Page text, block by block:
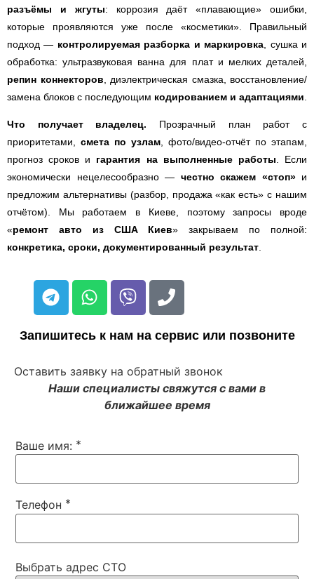
разъёмы и жгуты: коррозия даёт «плавающие» ошибки,
которые проявляются уже после «косметики». Правильный
подход — контролируемая разборка и маркировка , сушка и
обработка: ультразвуковая ванна для плат и мелких деталей,
репин коннекторов , диэлектрическая смазка, восстановление/
замена блоков с последующим кодированием и адаптациями
Что получает владелец. Прозрачный план работ с
приоритетами, смета по узлам , фото/видео-отчёт по этапам,
прогноз сроков и гарантия на выполненные работы . Если
экономически нецелесообразно — честно скажем «стоп»и
предложим альтернативы (разбор, продажа «как есть» с нашим
отчётом). Мы работаем в Киеве, поэтому запросы вроде
«ремонт авто из США Киев» закрываем по полной:
конкретика, сроки, документированный результат
Запишитесь к нам на сервис или позвоните
Оставить заявку на обратный звонок
Наши специалисты свяжутся с вами в
ближайшее время
Ваше имя: *
Телефон *
Выбрать адрес СТО